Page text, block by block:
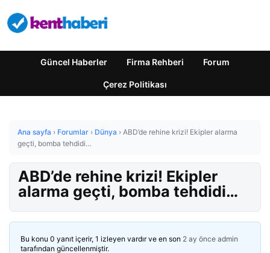
Güncel Haberler Firma Rehberi Forum
Çerez Politikası
Ana sayfa › Forumlar › Dünya › ABD’de rehine krizi! Ekipler alarma
geçti, bomba tehdidi…
ABD’de rehine krizi! Ekipler
alarma geçti, bomba tehdidi…
Bu konu 0 yanıt içerir, 1 izleyen vardır ve en son 2 ay önce admin
tarafından güncellenmiştir.